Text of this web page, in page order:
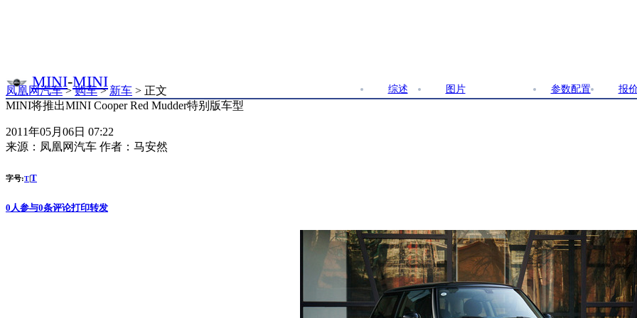
MINI-MINI 综述 图片 参数配置 报
凤凰网汽车>购车>新车 > 正文
MINI将推出MINI Cooper Red Mudder特别版车型
2011年05月06日 07:22
来源： 凤凰网汽车 作者： 马安然
字号:T|T
0 人参与0条评论打印转发